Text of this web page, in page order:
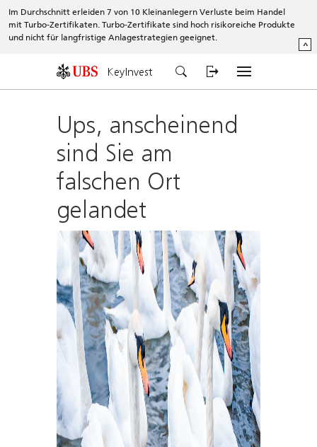
Im Durchschnitt erleiden 7 von 10 Kleinanlegern Verluste beim Handel
mit Turbo-Zertifikaten. Turbo-Zertifikate sind hoch risikoreiche Produkte
und nicht für langfristige Anlagestrategien geeignet.
^
KeyInvest
Ups, anscheinend
sind Sie am
falschen Ort
gelandet